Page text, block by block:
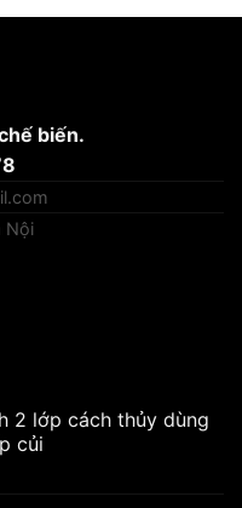
biến.
Nội
2 lớp cách thủy dùng
củi